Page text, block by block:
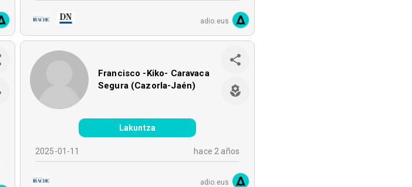
adio.eus
Francisco -Kiko- Caravaca
Segura (Cazorla-Jaén)
Lakuntza
2025-01-11 hace 2 años
adio.eus